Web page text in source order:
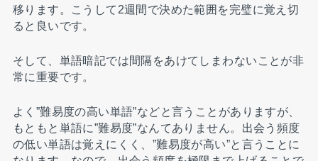
移ります。こうして2週間で決めた範囲を完璧に覚え切
ると良いです。
そして、単語暗記では間隔をあけてしまわないことが非
常に重要です。
よく”難易度の高い単語”などと言うことがありますが、
もともと単語に”難易度”なんてありません。出会う頻度
の低い単語は覚えにくく、”難易度が高い”と言うことに